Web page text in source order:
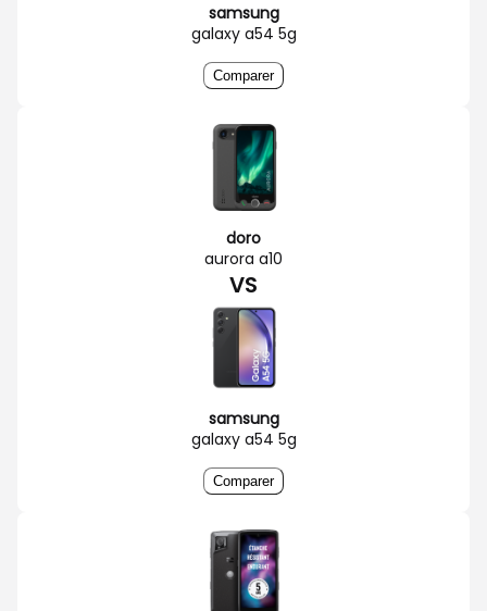
samsung
galaxy a54 5g
Comparer
doro
aurora a10
VS
samsung
galaxy a54 5g
Comparer